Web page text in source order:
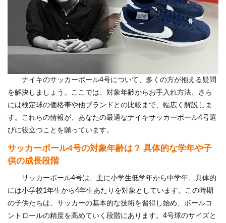
ナイキのサッカーボール4号について、多くの方が抱える疑問
を解決しましょう。ここでは、対象年齢からお手入れ方法、さら
には検定球の価格帯や他ブランドとの比較まで、幅広く解説しま
す。これらの情報が、あなたの最適なナイキサッカーボール4号選
びに役立つことを願っています。
サッカーボール4号の対象年齢は？ 具体的な学年や子
供の成長段階
サッカーボール4号は、主に小学生低学年から中学年、具体的
には小学校1年生から4年生あたりを対象としています。この時期
の子供たちは、サッカーの基本的な技術を習得し始め、ボールコ
ントロールの精度を高めていく段階にあります。4号球のサイズと